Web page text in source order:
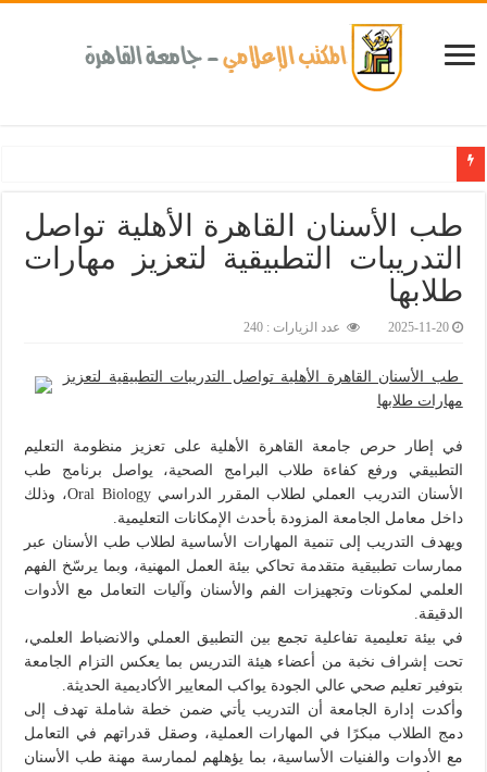
طب الأسنان القاهرة الأهلية تواصل
التدريبات التطبيقية لتعزيز مهارات
طلابها‎
2025-11-20 عدد الزيارات : 240
طب الأسنان القاهرة الأهلية تواصل التدريبات التطبيقية لتعزيز
مهارات طلابها
في إطار حرص جامعة القاهرة الأهلية على تعزيز منظومة التعليم
التطبيقي ورفع كفاءة طلاب البرامج الصحية، يواصل برنامج طب
الأسنان التدريب العملي لطلاب المقرر الدراسي Oral Biology، وذلك
داخل معامل الجامعة المزودة بأحدث الإمكانات التعليمية.
ويهدف التدريب إلى تنمية المهارات الأساسية لطلاب طب الأسنان عبر
ممارسات تطبيقية متقدمة تحاكي بيئة العمل المهنية، وبما يرسّخ الفهم
العلمي لمكونات وتجهيزات الفم والأسنان وآليات التعامل مع الأدوات
الدقيقة.
في بيئة تعليمية تفاعلية تجمع بين التطبيق العملي والانضباط العلمي،
تحت إشراف نخبة من أعضاء هيئة التدريس بما يعكس التزام الجامعة
بتوفير تعليم صحي عالي الجودة يواكب المعايير الأكاديمية الحديثة.
وأكدت إدارة الجامعة أن التدريب يأتي ضمن خطة شاملة تهدف إلى
دمج الطلاب مبكرًا في المهارات العملية، وصقل قدراتهم في التعامل
مع الأدوات والفنيات الأساسية، بما يؤهلهم لممارسة مهنة طب الأسنان